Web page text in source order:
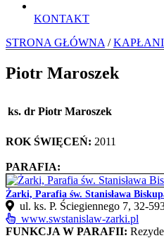
KONTAKT
STRONA GŁÓWNA /KAPŁANI
Piotr Maroszek
ks. dr Piotr Maroszek
ROK ŚWIĘCEŃ: 2011
PARAFIA:
Żarki, Parafia św. Stanisława
ul. ks. P. Ściegiennego 7,
www.swstanislaw-zarki.pl
FUNKCJA W PARAFII: